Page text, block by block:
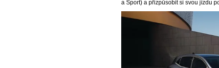
a Sport) a přizpůsobit si svou jízdu